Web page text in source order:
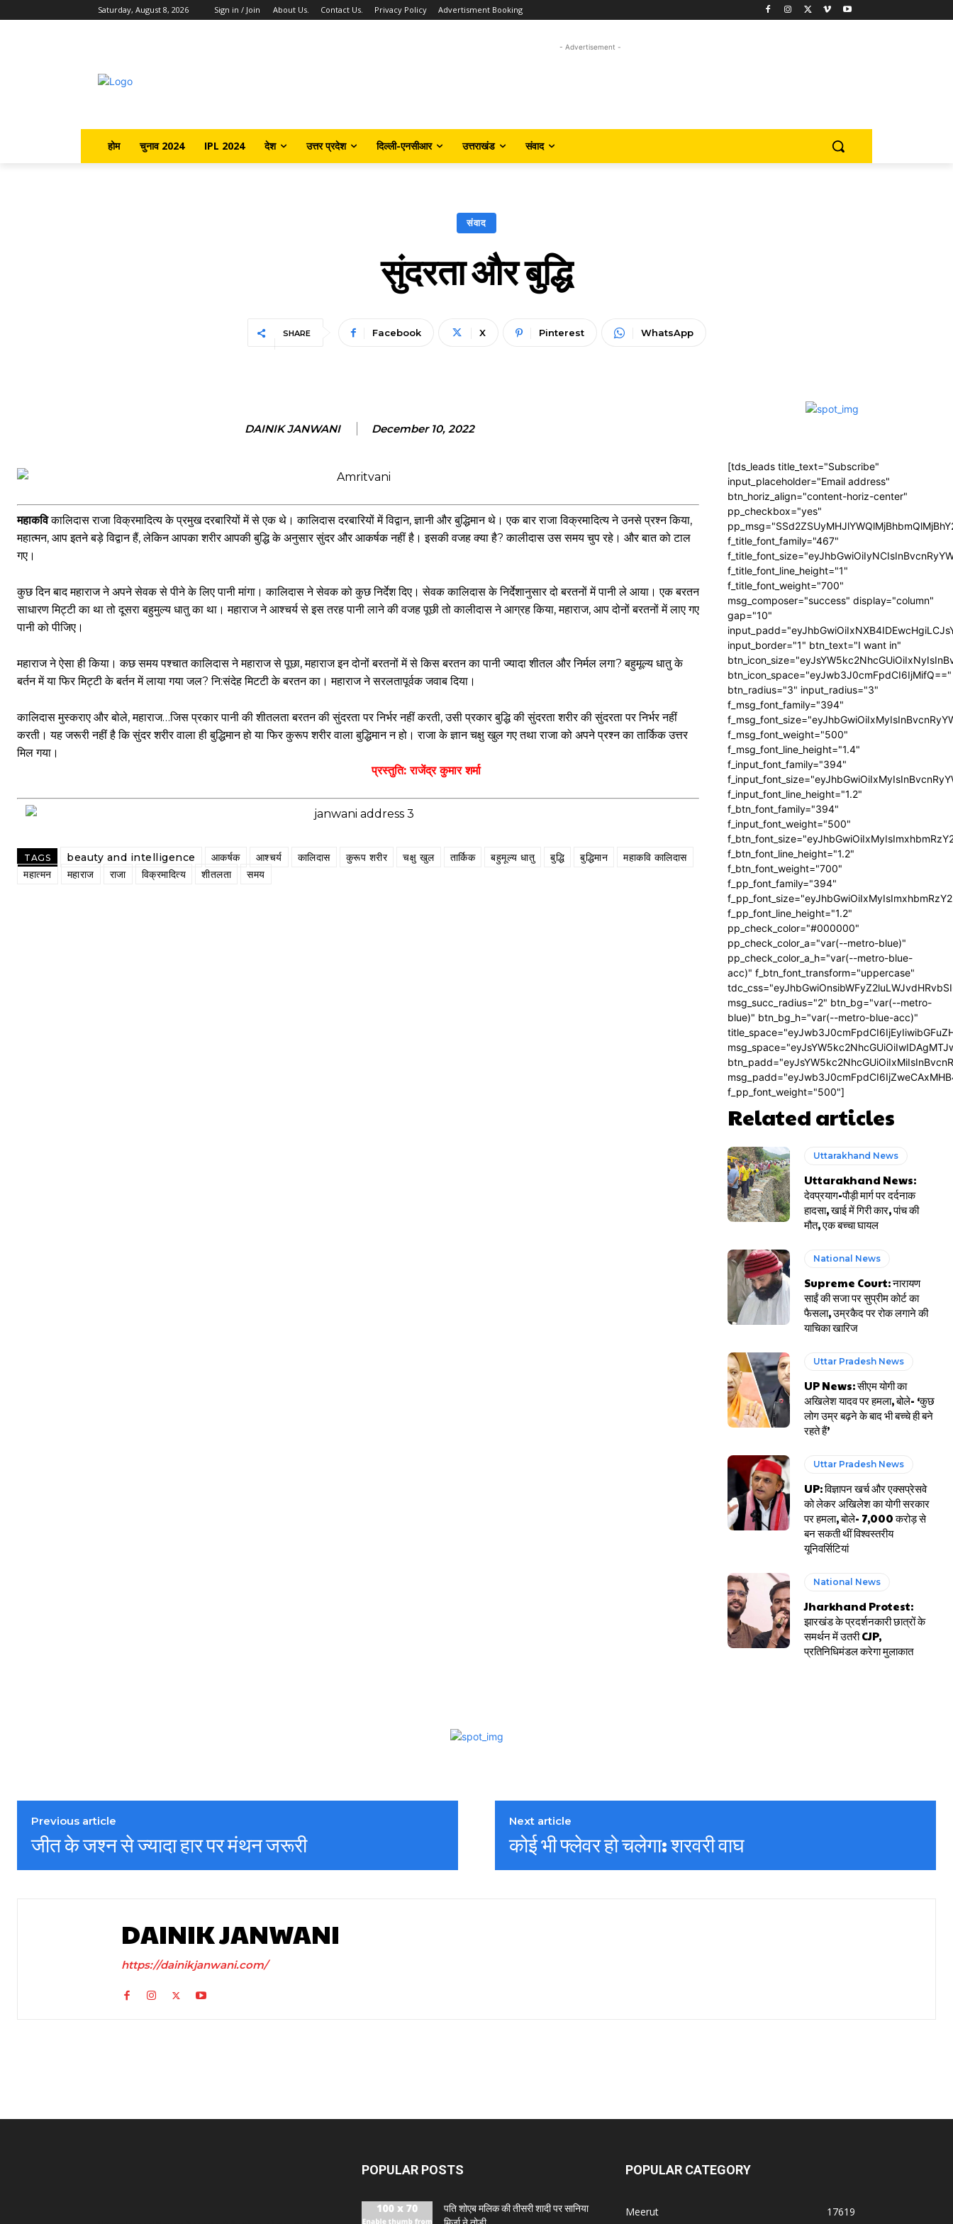
Saturday, August 8, 2026 Sign in / Join About Us. Contact Us. Privacy Policy Advertisment Booking
- Advertisement -
होम चुनाव 2024 IPL 2024 देश उत्तर प्रदेश दिल्ली-एनसीआर उत्तराखंड संवाद
संवाद
सुंदरता और बुद्धि
SHARE Facebook X Pinterest WhatsApp
DAINIK JANWANI December 10, 2022
महाकविकालिदास राजा विक्रमादित्य के प्रमुख दरबारियों में से एक थे। कालिदास दरबारियों में विद्वान, ज्ञानी और बुद्धिमान थे। एक बार राजा विक्रमादित्य ने उनसे प्रश्न किया,
महात्मन, आप इतने बड़े विद्वान हैं, लेकिन आपका शरीर आपकी बुद्धि के अनुसार सुंदर और आकर्षक नहीं है। इसकी वजह क्या है? कालीदास उस समय चुप रहे। और बात को टाल
गए।
कुछ दिन बाद महाराज ने अपने सेवक से पीने के लिए पानी मांगा। कालिदास ने सेवक को कुछ निर्देश दिए। सेवक कालिदास के निर्देशानुसार दो बरतनों में पानी ले आया। एक बरतन
साधारण मिट्टी का था तो दूसरा बहुमुल्य धातु का था। महाराज ने आश्चर्य से इस तरह पानी लाने की वजह पूछी तो कालीदास ने आग्रह किया, महाराज, आप दोनों बरतनों में लाए गए
पानी को पीजिए।
महाराज ने ऐसा ही किया। कछ समय पश्चात कालिदास ने महाराज से पूछा, महाराज इन दोनों बरतनों में से किस बरतन का पानी ज्यादा शीतल और निर्मल लगा? बहुमूल्य धातु के
बर्तन में या फिर मिट्टी के बर्तन में लाया गया जल? नि:संदेह मिटटी के बरतन का। महाराज ने सरलतापूर्वक जवाब दिया।
कालिदास मुस्कराए और बोले, महाराज…जिस प्रकार पानी की शीतलता बरतन की सुंदरता पर निर्भर नहीं करती, उसी प्रकार बुद्धि की सुंदरता शरीर की सुंदरता पर निर्भर नहीं
करती। यह जरूरी नहीं है कि सुंदर शरीर वाला ही बुद्धिमान हो या फिर कुरूप शरीर वाला बुद्धिमान न हो। राजा के ज्ञान चक्षु खुल गए तथा राजा को अपने प्रश्न का तार्किक उत्तर
मिल गया।
प्रस्तुति: राजेंद्र कुमार शर्मा
TAGS beauty and intelligence आकर्षक आश्चर्य कालिदास कुरूप शरीर चक्षु खुल तार्किक बहुमूल्य धातु बुद्धि बुद्धिमान
महाकवि कालिदास
महात्मन
महाराज राजा विक्रमादित्य शीतलता समय
[tds_leads title_text="Subscribe"
input_placeholder="Email address"
btn_horiz_align="content-horiz-center"
pp_checkbox="yes"
f_title_font_family="467"
f_title_font_line_height="1"
f_title_font_weight="700"
msg_composer="success" display="column"
gap="10"
input_border="1" btn_text="I want in"
btn_icon_space="eyJwb3J0cmFpdCI6IjMifQ=="
btn_radius="3" input_radius="3"
f_msg_font_family="394"
f_msg_font_weight="500"
f_msg_font_line_height="1.4"
f_input_font_family="394"
f_input_font_line_height="1.2"
f_btn_font_family="394"
f_input_font_weight="500"
f_btn_font_line_height="1.2"
f_btn_font_weight="700"
f_pp_font_family="394"
f_pp_font_line_height="1.2"
pp_check_color="#000000"
pp_check_color_a="var(--metro-blue)"
pp_check_color_a_h="var(--metro-blue-
acc)" f_btn_font_transform="uppercase"
msg_succ_radius="2" btn_bg="var(--metro-
blue)" btn_bg_h="var(--metro-blue-acc)"
f_pp_font_weight="500"]
Related articles
Uttarakhand News
Uttarakhand News:
देवप्रयाग-पौड़ी मार्ग पर दर्दनाक
हादसा, खाई में गिरी कार, पांच की
मौत, एक बच्चा घायल
National News
Supreme Court: नारायण
साईं की सजा पर सुप्रीम कोर्ट का
फैसला, उम्रकैद पर रोक लगाने की
याचिका खारिज
Uttar Pradesh News
UP News: सीएम योगी का
अखिलेश यादव पर हमला, बोले- ‘कुछ
लोग उम्र बढ़ने के बाद भी बच्चे ही बने
रहते हैं’
Uttar Pradesh News
UP: विज्ञापन खर्च और एक्सप्रेसवे
को लेकर अखिलेश का योगी सरकार
पर हमला, बोले- 7,000 करोड़ से
बन सकती थीं विश्वस्तरीय
यूनिवर्सिटियां
National News
Jharkhand Protest:
झारखंड के प्रदर्शनकारी छात्रों के
समर्थन में उतरी CJP,
प्रतिनिधिमंडल करेगा मुलाकात
Previous article
जीत के जश्न से ज्यादा हार पर मंथन जरूरी
Next article
कोई भी फ्लेवर हो चलेगा: शरवरी वाघ
DAINIK JANWANI
https://dainikjanwani.com/
POPULAR POSTS
पति शोएब मलिक की तीसरी शादी पर सानिया
POPULAR CATEGORY
Meerut 17619